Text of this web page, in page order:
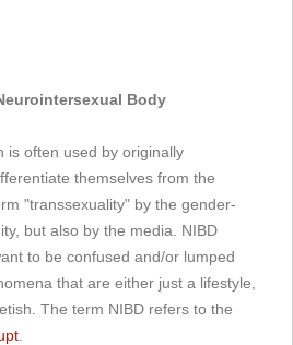
Body
is often used by originally
themselves from the
"transsexuality" by the gender-
but also by the media. NIBD
to be confused and/or lumped
that are either just a lifestyle,
The term NIBD refers to the